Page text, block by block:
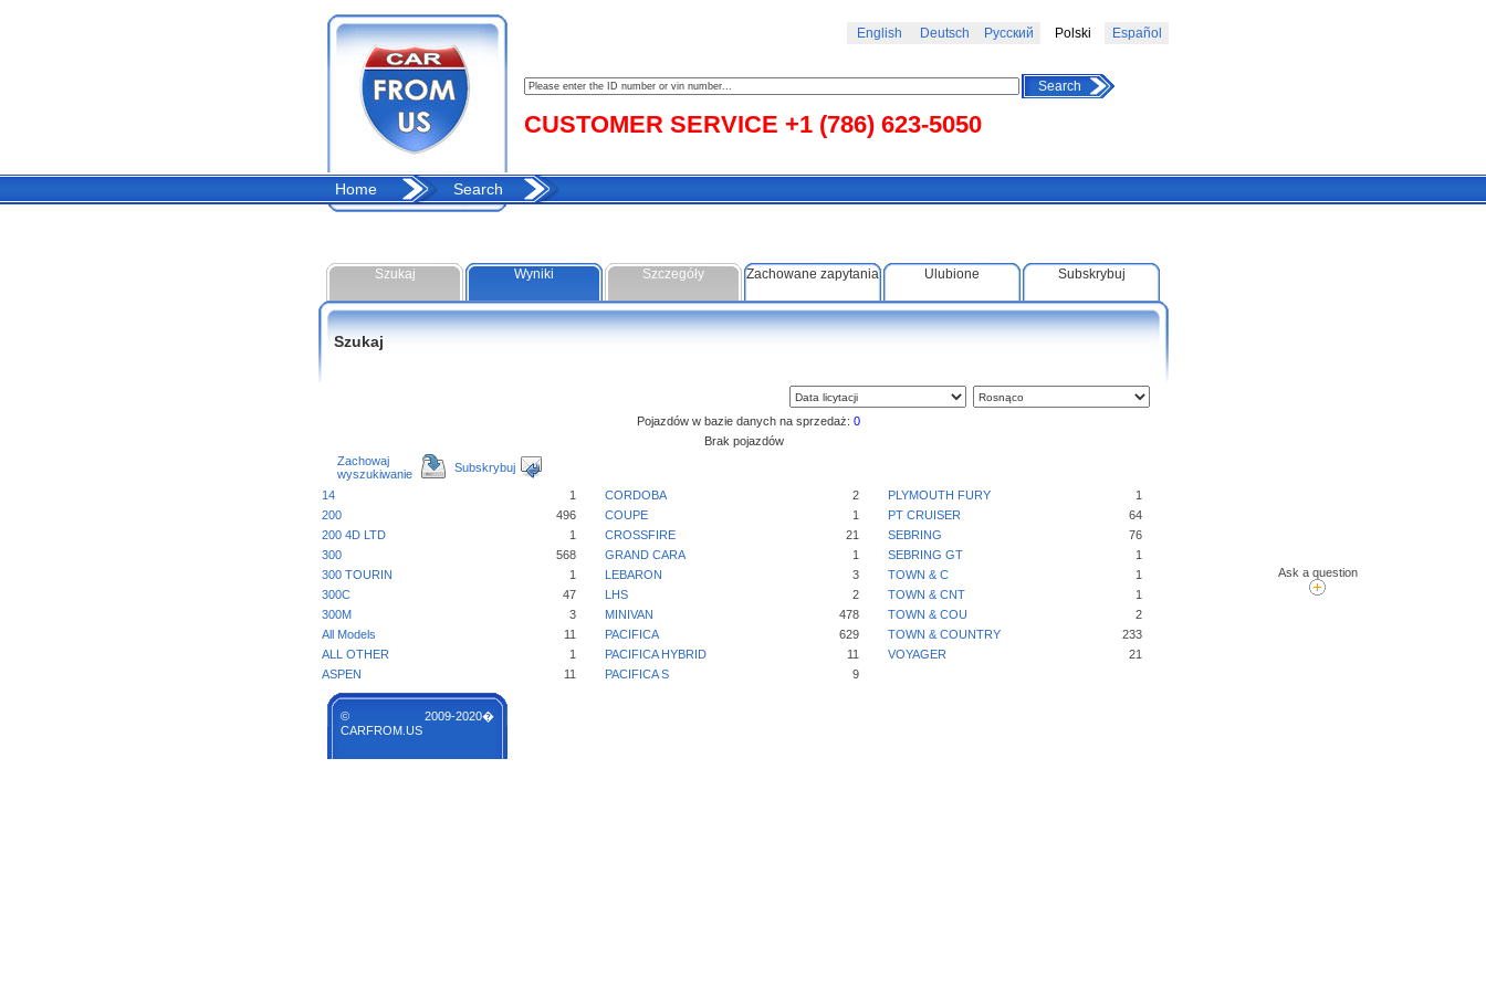
Ask a question
English Deutsch Русский Polski Español
CUSTOMER SERVICE +1 (786) 623-5050
Search
Home Search
Szukaj Wyniki Szczegóły Zachowane zapytania Ulubione Subskrybuj
Szukaj
Pojazdów w bazie danych na sprzedaż: 0
Brak pojazdów
Zachowaj
wyszukiwanie
Subskrybuj
14 1 CORDOBA 2 PLYMOUTH FURY
1
200
496 COUPE 1 PT CRUISER
64
200 4D LTD
1 CROSSFIRE 21 SEBRING
76
300
568 GRAND CARA 1 SEBRING GT
1
300 TOURIN
1 LEBARON 3 TOWN & C
1
300C
47 LHS 2 TOWN & CNT
1
300M
3 MINIVAN 478 TOWN & COU
2
All Models
11 PACIFICA 629 TOWN & COUNTRY
233
ALL OTHER
1 PACIFICA HYBRID 11 VOYAGER
21
ASPEN
11 PACIFICA S 9
© 2009-2020�
CARFROM.US